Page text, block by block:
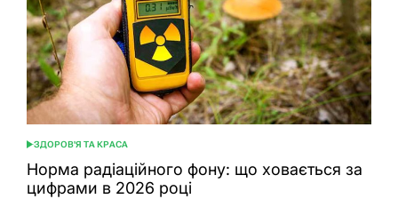
ОПУБЛІКУВАТИ
У
ЗДОРОВ'Я ТА КРАСА
Норма радіаційного фону: що ховається за
цифрами в 2026 році